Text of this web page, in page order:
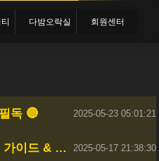
다밤오락실 회원센터
독 🔴 2025-05-23 05:01:21
동을 위한 안내 2025-05-17 21:38:30